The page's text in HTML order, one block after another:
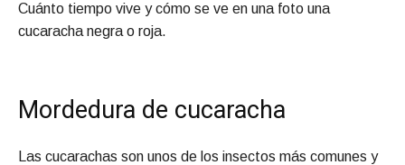
Cuánto tiempo vive y cómo se ve en una foto una
cucaracha negra o roja.
Mordedura de cucaracha
Las cucarachas son unos de los insectos más comunes y